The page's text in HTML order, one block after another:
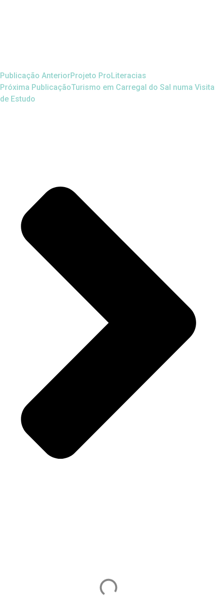
Publicação AnteriorProjeto ProLiteracias
Próxima PublicaçãoTurismo em Carregal do Sal numa Visita
de Estudo